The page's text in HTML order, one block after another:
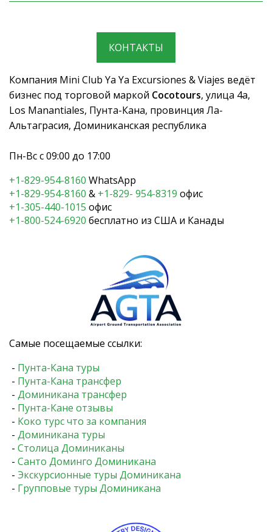
КОНТАКТЫ
Компания Mini Club Ya Ya Excursiones & Viajes ведёт
бизнес под торговой маркой Cocotours, улица 4a,
Los Manantiales, Пунта-Кана, провинция Ла-
Альтаграсия, Доминиканская республика
Пн-Вс с 09:00 до 17:00
+1-829-954-8160 WhatsApp
+1-829-954-8160 & +1-829- 954-8319 офис
+1-305-440-1015 офис
+1-800-524-6920 бесплатно из США и Канады
Самые посещаемые ссылки:
- Пунта-Кана туры
- Пунта-Кана трансфер
- Доминикана трансфер
- Пунта-Кане отзывы
- Коко турс что за компания
- Доминикана туры
- Столица Доминиканы
- Санто Доминго Доминикана
- Экскурсионные туры Доминикана
- Групповые туры Доминикана